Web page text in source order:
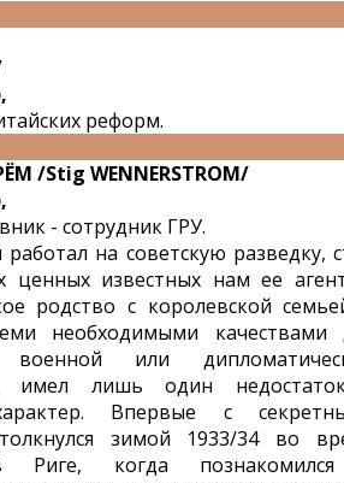
реформ.
/Stig WENNERSTROM/
- сотрудник ГРУ.
на советcкую разведку,
ценных известных нам ее
родство с королевской
необходимыми качествами
военной или
имел лишь один
Впервые с
зимой 1933/34 во
Риге, когда